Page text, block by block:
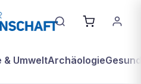
& UmweltArchäologie